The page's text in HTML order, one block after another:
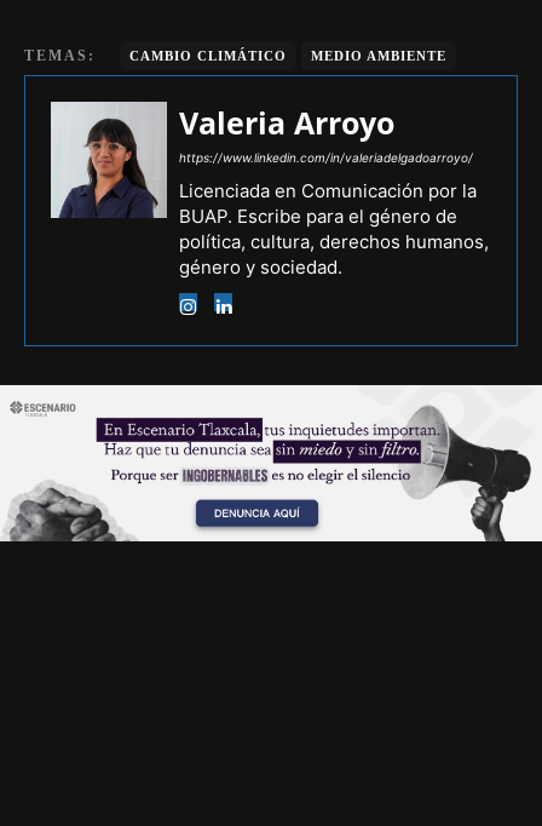
TEMAS: CAMBIO CLIMÁTICO MEDIO AMBIENTE
Valeria Arroyo
https://www.linkedin.com/in/valeriadelgadoarroyo/
Licenciada en Comunicación por la
BUAP. Escribe para el género de
política, cultura, derechos humanos,
género y sociedad.